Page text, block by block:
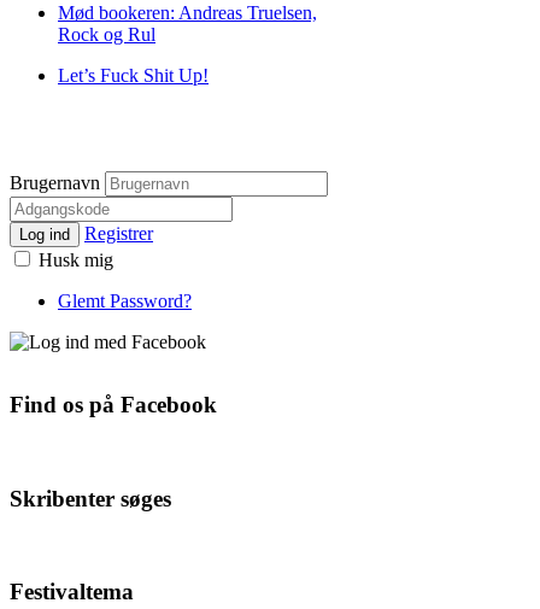
Mød bookeren: Andreas Truelsen,
Rock og Rul
Let’s Fuck Shit Up!
Brugernavn
Log ind
Registrer
Husk mig
Glemt Password?
Find os på Facebook
Skribenter søges
Festivaltema